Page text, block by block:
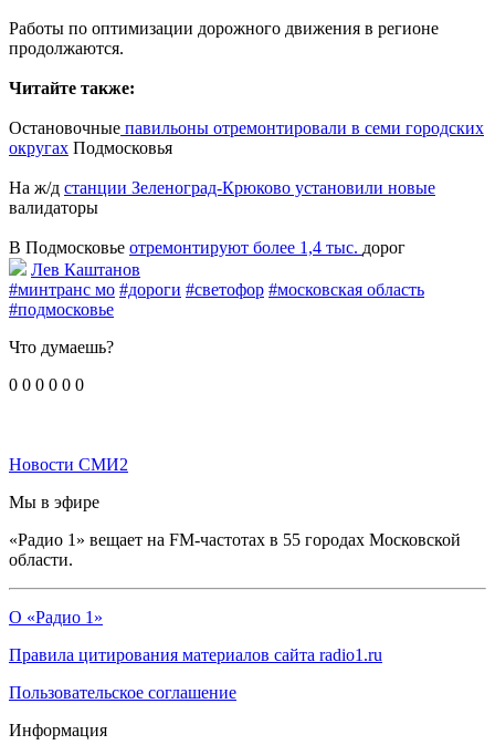
Работы по оптимизации дорожного движения в регионе
продолжаются.
Читайте также:
Остановочные павильоны отремонтировали в семи городских
округах Подмосковья
На ж/д станции Зеленоград-Крюково установили новые
валидаторы
В Подмосковье отремонтируют более 1,4 тыс. дорог
Лев Каштанов
#минтранс мо #дороги #светофор #московская область
#подмосковье
Что думаешь?
0 0 0 0 0 0
Новости СМИ2
Мы в эфире
«Радио 1» вещает на FM-частотах в 55 городах Московской
области.
О «Радио 1»
Правила цитирования материалов сайта radio1.ru
Пользовательское соглашение
Информация